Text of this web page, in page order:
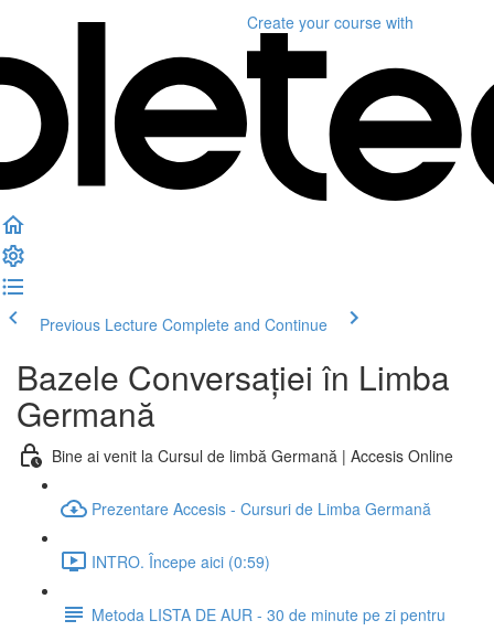
Create your course with
Previous Lecture Complete and Continue
Bazele Conversației în Limba
Germană
Bine ai venit la Cursul de limbă Germană | Accesis Online
Prezentare Accesis - Cursuri de Limba Germană
INTRO. Începe aici (0:59)
Metoda LISTA DE AUR - 30 de minute pe zi pentru